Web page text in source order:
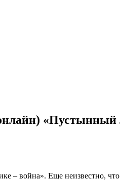
«Пустынный
– война». Еще неизвестно,